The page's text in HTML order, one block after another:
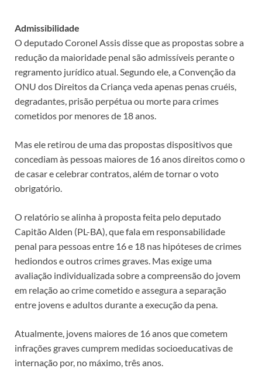
Admissibilidade
O deputado Coronel Assis disse que as propostas sobre a
redução da maioridade penal são admissíveis perante o
regramento jurídico atual. Segundo ele, a Convenção da
ONU dos Direitos da Criança veda apenas penas cruéis,
degradantes, prisão perpétua ou morte para crimes
cometidos por menores de 18 anos.
Mas ele retirou de uma das propostas dispositivos que
concediam às pessoas maiores de 16 anos direitos como o
de casar e celebrar contratos, além de tornar o voto
obrigatório.
O relatório se alinha à proposta feita pelo deputado
Capitão Alden (PL-BA), que fala em responsabilidade
penal para pessoas entre 16 e 18 nas hipóteses de crimes
hediondos e outros crimes graves. Mas exige uma
avaliação individualizada sobre a compreensão do jovem
em relação ao crime cometido e assegura a separação
entre jovens e adultos durante a execução da pena.
Atualmente, jovens maiores de 16 anos que cometem
infrações graves cumprem medidas socioeducativas de
internação por, no máximo, três anos.